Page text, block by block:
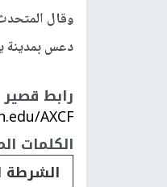
دعس بمدينة
رابط قصير
AXCF/
الكلمات
الشرطة